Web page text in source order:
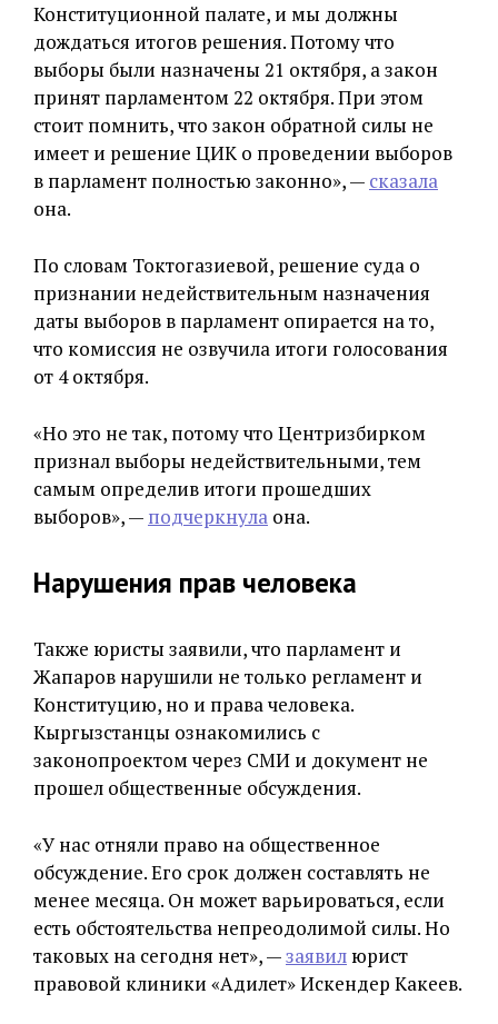
Конституционной палате, и мы должны
дождаться итогов решения. Потому что
выборы были назначены 21 октября, а закон
принят парламентом 22 октября. При этом
стоит помнить, что закон обратной силы не
имеет и решение ЦИК о проведении выборов
в парламент полностью законно», — сказала
она.
По словам Токтогазиевой, решение суда о
признании недействительным назначения
даты выборов в парламент опирается на то,
что комиссия не озвучила итоги голосования
от 4 октября.
«Но это не так, потому что Центризбирком
признал выборы недействительными, тем
самым определив итоги прошедших
выборов», — подчеркнула она.
Нарушения прав человека
Также юристы заявили, что парламент и
Жапаров нарушили не только регламент и
Конституцию, но и права человека.
Кыргызстанцы ознакомились с
законопроектом через СМИ и документ не
прошел общественные обсуждения.
«У нас отняли право на общественное
обсуждение. Его срок должен составлять не
менее месяца. Он может варьироваться, если
есть обстоятельства непреодолимой силы. Но
таковых на сегодня нет», —заявил юрист
правовой клиники «Адилет» Искендер Какеев.